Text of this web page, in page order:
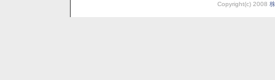
Copyright(c) 2008